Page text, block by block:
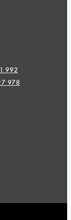
992
978